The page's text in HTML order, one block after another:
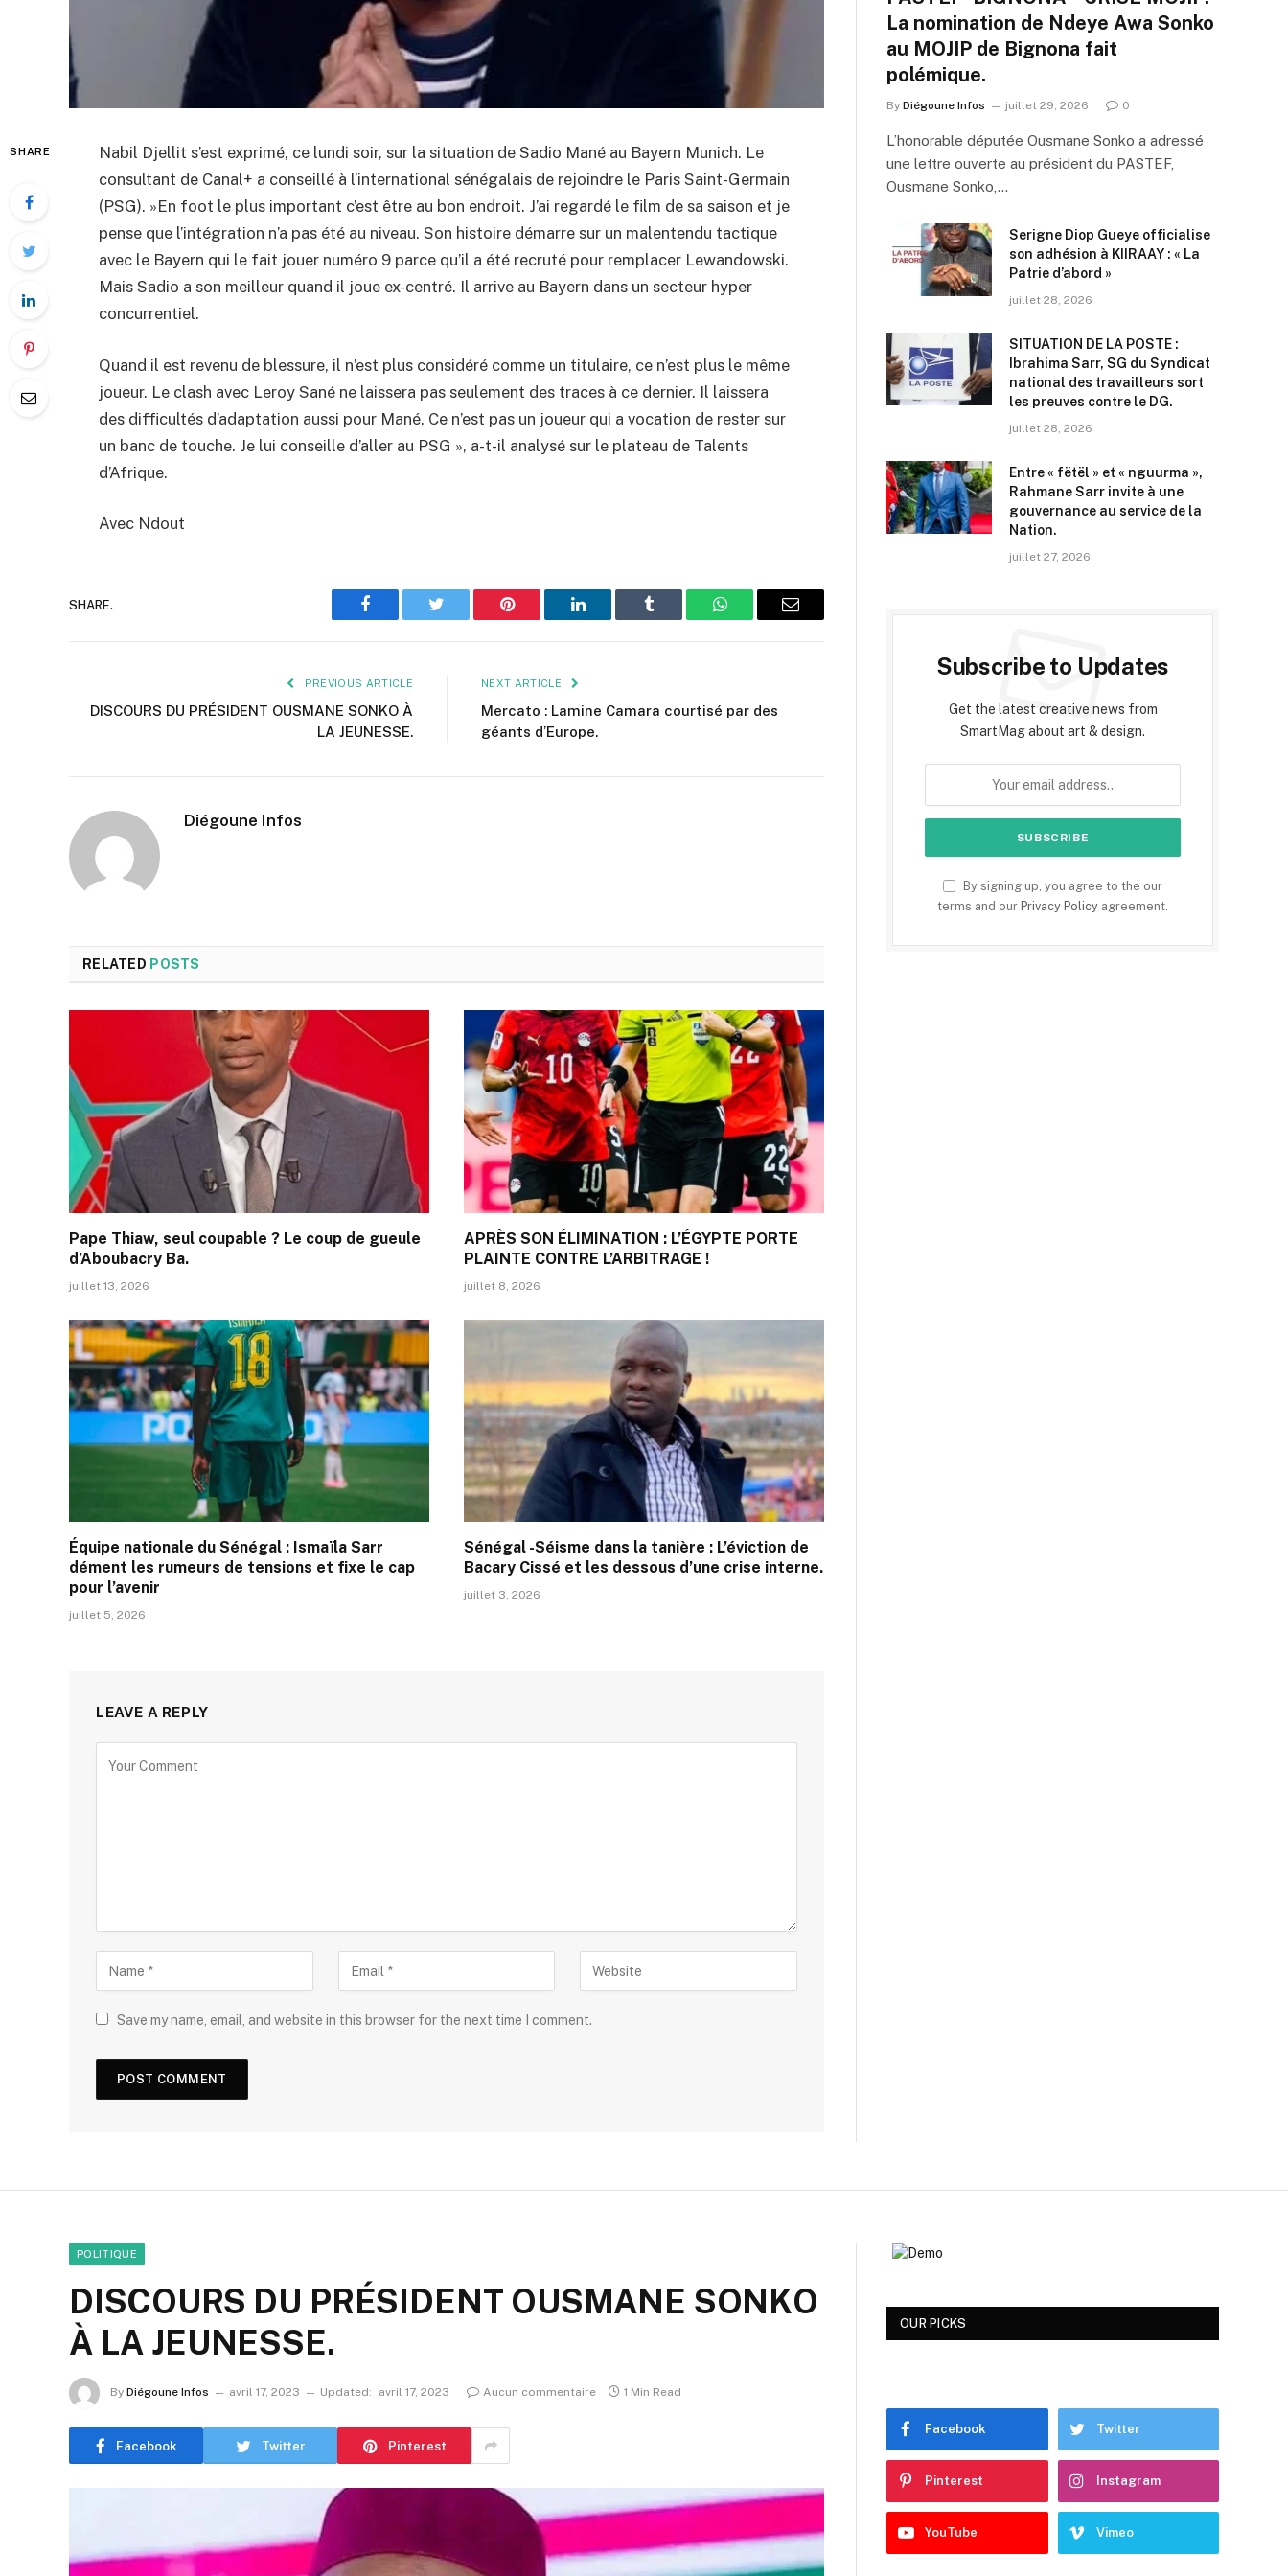
SHARE
Nabil Djellit s’est exprimé, ce lundi soir, sur la situation de Sadio Mané au Bayern Munich. Le
consultant de Canal+ a conseillé à l’international sénégalais de rejoindre le Paris Saint-Germain
(PSG). »En foot le plus important c’est être au bon endroit. J’ai regardé le film de sa saison et je
pense que l’intégration n’a pas été au niveau. Son histoire démarre sur un malentendu tactique
avec le Bayern qui le fait jouer numéro 9 parce qu’il a été recruté pour remplacer Lewandowski.
Mais Sadio a son meilleur quand il joue ex-centré. Il arrive au Bayern dans un secteur hyper
concurrentiel.
Quand il est revenu de blessure, il n’est plus considéré comme un titulaire, ce n’est plus le même
joueur. Le clash avec Leroy Sané ne laissera pas seulement des traces à ce dernier. Il laissera
des difficultés d’adaptation aussi pour Mané. Ce n’est pas un joueur qui a vocation de rester sur
un banc de touche. Je lui conseille d’aller au PSG », a-t-il analysé sur le plateau de Talents
d’Afrique.
Avec Ndout
SHARE.
Facebook Twitter Pinterest LinkedIn Tumblr WhatsAppEmail
PREVIOUS ARTICLE
DISCOURS DU PRÉSIDENT OUSMANE SONKO À
LA JEUNESSE.
NEXT ARTICLE
Mercato : Lamine Camara courtisé par des
géants d’Europe.
Diégoune Infos
RELATED POSTS
Pape Thiaw, seul coupable ? Le coup de gueule
d’Aboubacry Ba.
juillet 13, 2026
APRÈS SON ÉLIMINATION : L’ÉGYPTE PORTE
PLAINTE CONTRE L’ARBITRAGE !
juillet 8, 2026
Équipe nationale du Sénégal : Ismaïla Sarr
dément les rumeurs de tensions et fixe le cap
pour l’avenir
juillet 5, 2026
Sénégal -Séisme dans la tanière : L’éviction de
Bacary Cissé et les dessous d’une crise interne.
juillet 3, 2026
LEAVE A REPLY
Save my name, email, and website in this browser for the next time I comment.
La nomination de Ndeye Awa Sonko
au MOJIP de Bignona fait
polémique.
By Diégoune Infos juillet 29, 2026 0
L’honorable députée Ousmane Sonko a adressé
une lettre ouverte au président du PASTEF,
Ousmane Sonko,…
Serigne Diop Gueye officialise
son adhésion à KIIRAAY : « La
Patrie d’abord »
juillet 28, 2026
SITUATION DE LA POSTE :
Ibrahima Sarr, SG du Syndicat
national des travailleurs sort
les preuves contre le DG.
juillet 28, 2026
Entre « fëtël » et « nguurma »,
Rahmane Sarr invite à une
gouvernance au service de la
Nation.
juillet 27, 2026
Subscribe to Updates
Get the latest creative news from
SmartMag about art & design.
By signing up, you agree to the our
terms and our Privacy Policy agreement.
POLITIQUE
DISCOURS DU PRÉSIDENT OUSMANE SONKO
À LA JEUNESSE.
By Diégoune Infos avril 17, 2023 Updated: avril 17, 2023 Aucun commentaire 1 Min Read
Facebook Twitter Pinterest
OUR PICKS
Facebook Twitter
Pinterest Instagram
YouTube Vimeo